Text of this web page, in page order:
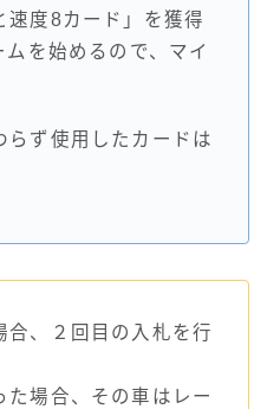
速度8カード」を獲得
を始めるので、マイ
らず使用したカードは
合、２回目の入札を行
た場合、その車はレー